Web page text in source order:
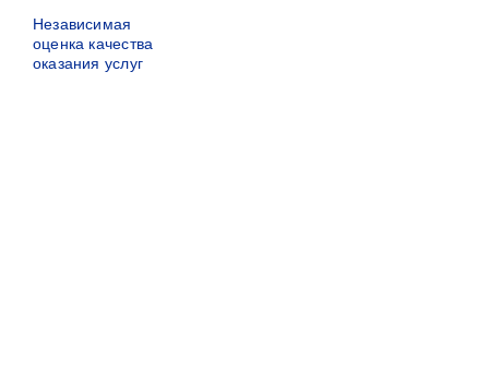
Независимая
оценка качества
оказания услуг